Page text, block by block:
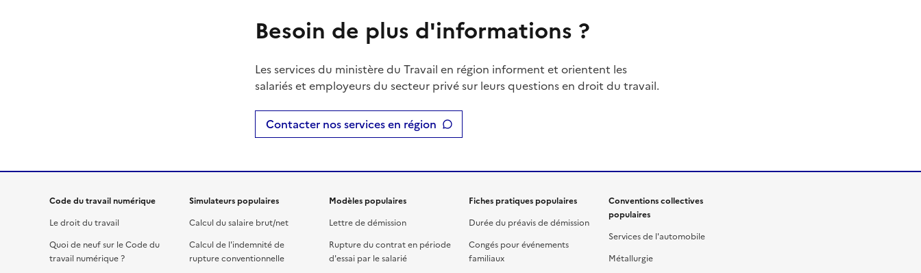
Besoin de plus d'informations ?
Les services du ministère du Travail en région informent et orientent les
salariés et employeurs du secteur privé sur leurs questions en droit du travail.
Contacter nos services en région
Code du travail numérique
Le droit du travail
Quoi de neuf sur le Code du
travail numérique ?
Simulateurs populaires
Calcul du salaire brut/net
Calcul de l'indemnité de
rupture conventionnelle
Modèles populaires
Lettre de démission
Rupture du contrat en période
d'essai par le salarié
Fiches pratiques populaires
Durée du préavis de démission
Congés pour événements
familiaux
Conventions collectives
populaires
Services de l'automobile
Métallurgie